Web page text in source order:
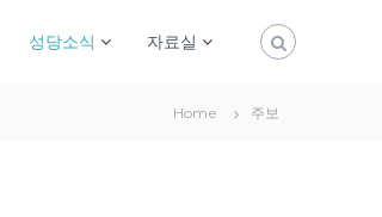
성당소식 자료실
Home 주보